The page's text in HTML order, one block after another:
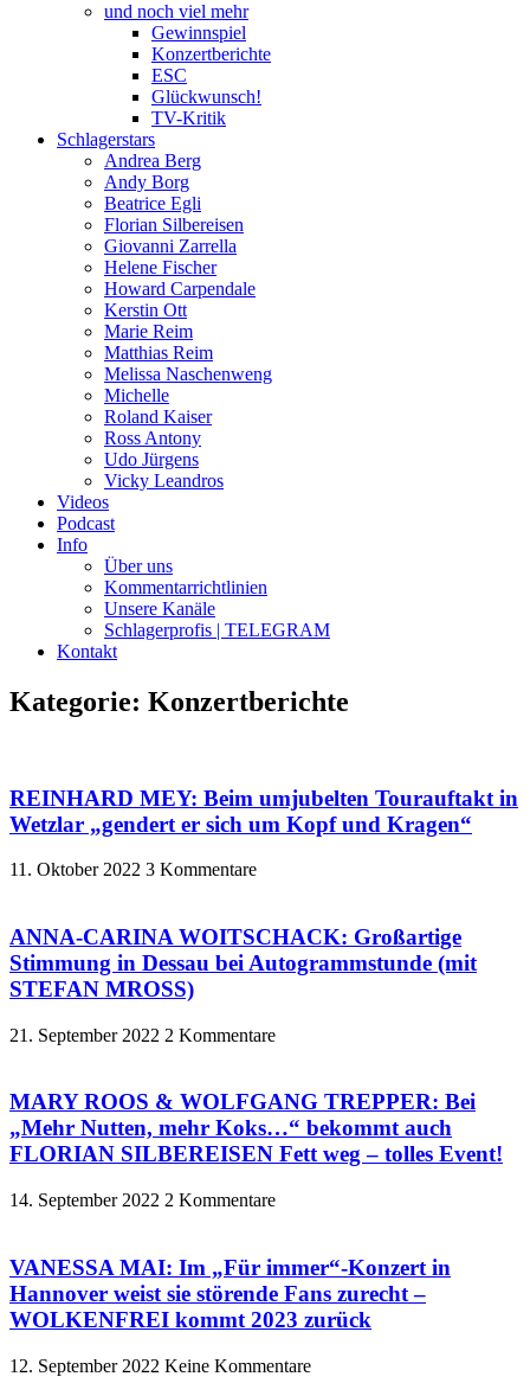
und noch viel mehr
Gewinnspiel
Konzertberichte
ESC
Glückwunsch!
TV-Kritik
Schlagerstars
Andrea Berg
Andy Borg
Beatrice Egli
Florian Silbereisen
Giovanni Zarrella
Helene Fischer
Howard Carpendale
Kerstin Ott
Marie Reim
Matthias Reim
Melissa Naschenweng
Michelle
Roland Kaiser
Ross Antony
Udo Jürgens
Vicky Leandros
Videos
Podcast
Info
Über uns
Kommentarrichtlinien
Unsere Kanäle
Schlagerprofis | TELEGRAM
Kontakt
Kategorie: Konzertberichte
REINHARD MEY: Beim umjubelten Tourauftakt in
Wetzlar „gendert er sich um Kopf und Kragen“
11. Oktober 2022 3 Kommentare
ANNA-CARINA WOITSCHACK: Großartige
Stimmung in Dessau bei Autogrammstunde (mit
STEFAN MROSS)
21. September 2022 2 Kommentare
MARY ROOS & WOLFGANG TREPPER: Bei
„Mehr Nutten, mehr Koks…“ bekommt auch
FLORIAN SILBEREISEN Fett weg – tolles Event!
14. September 2022 2 Kommentare
VANESSA MAI: Im „Für immer“-Konzert in
Hannover weist sie störende Fans zurecht –
WOLKENFREI kommt 2023 zurück
12. September 2022 Keine Kommentare